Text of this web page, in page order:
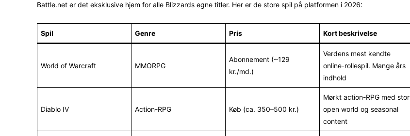
Battle.net er det eksklusive hjem for alle Blizzards egne titler. Her er de store spil på platformen i 2026:
Spil Genre Pris Kort beskrivelse
World of Warcraft MMORPG
Abonnement (~129
kr./md.)
Verdens mest kendte
online-rollespil. Mange års
indhold
Diablo IV Action-RPG Køb (ca. 350–500 kr.)
Mørkt action-RPG med stor
open world og seasonal
content